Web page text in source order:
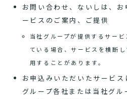
お問い合わせ、ないしは、
ービスのご案内、ご提供
当社グループが提供するサー
ている場合、サービスを横断
用することがあります。
お申込みいただいたサービ
グループ各社または当社グ